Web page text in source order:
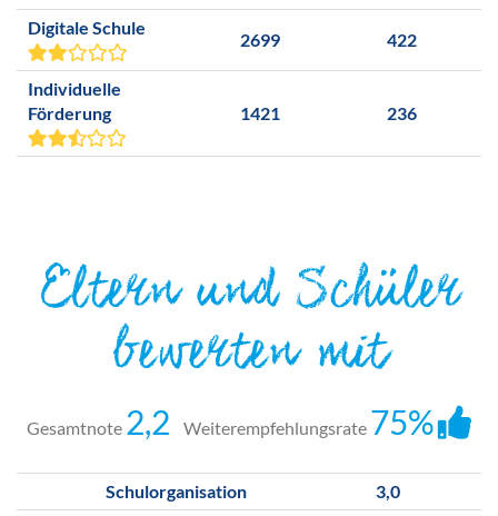
Digitale Schule
2699 422
Individuelle
Förderung
1421 236
Eltern und Schüler
bewerten mit
Gesamtnote 2,2 Weiterempfehlungsrate 75%
Schulorganisation 3,0